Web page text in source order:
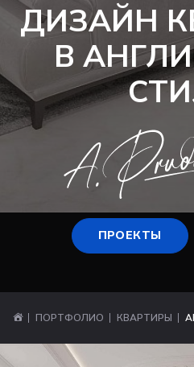
ДИЗАЙН
В
ПРОЕКТЫ
ПОРТФОЛИО КВАРТИРЫ